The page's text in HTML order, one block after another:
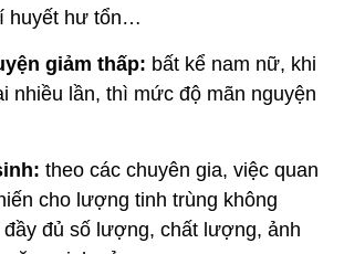
sóc con cái.
không nên quan hệ tình dục quá
một tuần:
thể có triệu chứng mệt mỏi như
chóng mặt, mệt mỏi, suy kiệt sức
về trí tuệ…
tần suất vợ chồng gần gũi nhau